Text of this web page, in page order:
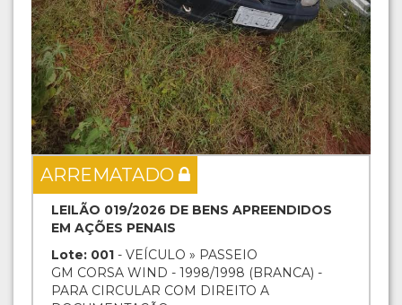
ARREMATADO
LEILÃO 019/2026 DE BENS APREENDIDOS
EM AÇÕES PENAIS
Lote: 001 - VEÍCULO » PASSEIO
GM CORSA WIND - 1998/1998 (BRANCA) -
PARA CIRCULAR COM DIREITO A